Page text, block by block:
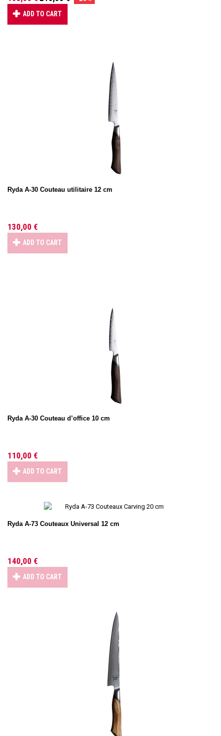
ADD TO CART
Ryda A-30 Couteau utilitaire 12 cm
130,00 €
ADD TO CART
Ryda A-30 Couteau d’office 10 cm
110,00 €
ADD TO CART
Ryda A-73 Couteaux Universal 12 cm
140,00 €
ADD TO CART